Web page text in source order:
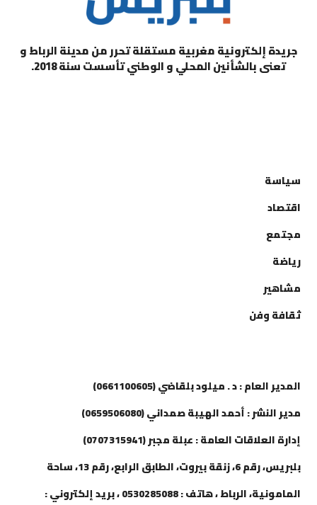
جريدة إلكترونية مغربية مستقلة تحرر من مدينة الرباط و
تعنى بالشأنين المحلي و الوطني تأسست سنة 2018.
سياسة
اقتصاد
مجتمع
رياضة
مشاهير
ثقافة وفن
المدير العام : د . ميلود بلقاضي (0661100605)
مدير النشر : أحمد الهيبة صمداني (0659506080)
إدارة العلاقات العامة : عبلة مجبر (0707315941)
بلبريس، رقم 6، زنقة بيروت، الطابق الرابع، رقم 13، ساحة
المامونية، الرباط ، هاتف : 0530285088 ، بريد إلكتروني :